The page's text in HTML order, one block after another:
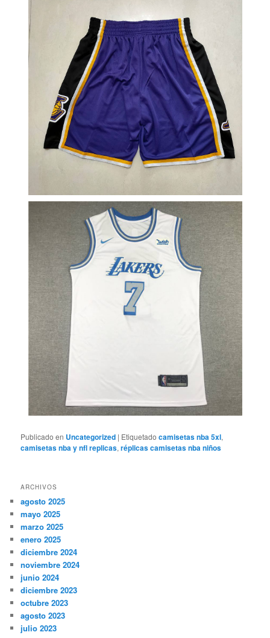
Publicado en Uncategorized | Etiquetado camisetas nba 5xl,
camisetas nba y nfl replicas,réplicas camisetas nba niños
ARCHIVOS
agosto 2025
mayo 2025
marzo 2025
enero 2025
diciembre 2024
noviembre 2024
junio 2024
diciembre 2023
octubre 2023
agosto 2023
julio 2023